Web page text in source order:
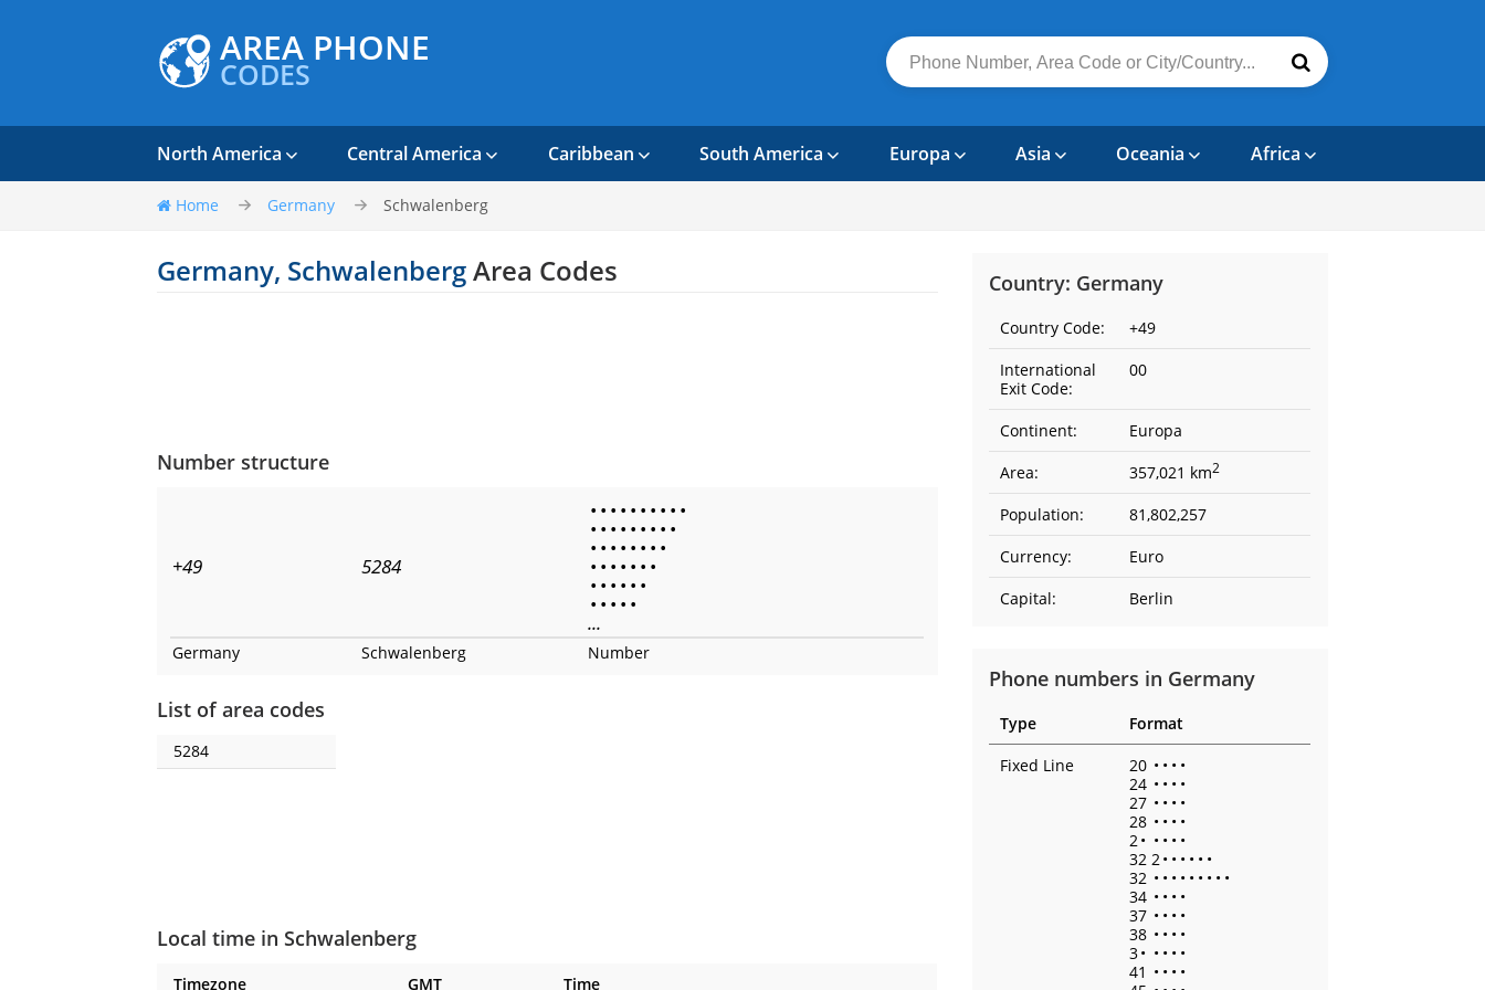
AREA PHONE
CODES
North America Central America Caribbean South America Europa Asia Oceania Africa
Home Germany Schwalenberg
Germany, SchwalenbergArea Codes
Number structure
+49 5284
• • • • • • • • • •
• • • • • • • • •
• • • • • • • •
• • • • • • •
• • • • • •
• • • • •
...
Germany Schwalenberg Number
List of area codes
5284
Local time in Schwalenberg
Timezone GMT
Time
Country: Germany
Country Code:
+49
International
Exit Code:
00
Continent:
Europa
Area:
357,021 km2
Population:
81,802,257
Currency:
Euro
Capital:
Berlin
Phone numbers in Germany
Type
Format
Fixed Line
20 • • • •
24 • • • •
27 • • • •
28 • • • •
2• • • • •
32 2• • • • • •
32 • • • • • • • • •
34 • • • •
37 • • • •
38 • • • •
3• • • • •
41 • • • •